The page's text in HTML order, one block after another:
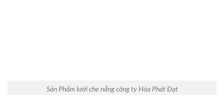
Sản Phẩm lưới che nắng công ty Hòa Phát Đạt